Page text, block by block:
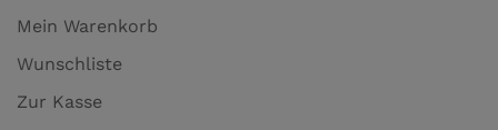
Mein Warenkorb
Wunschliste
Zur Kasse